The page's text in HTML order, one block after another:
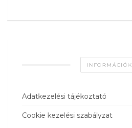
INFORMÁCIÓK
Adatkezelési tájékoztató
Cookie kezelési szabályzat